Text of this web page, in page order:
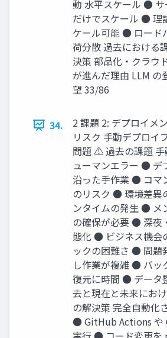
動 水平スケール ● サ
だけでスケール ● 理
ケール可能 ● ロード
荷分散 過去における
決策 部品化・クラウ
が進んだ理由 LLM の
望 33/86
34.
2 課題 2: デプロイメ
リスク 手動デプロイ
問題 ⚠️ 過去の課題 手
ューマンエラー ● デ
沿った手作業 ● コマ
のリスク ● 環境差異
ンタイムの発生 ● メ
の確保が必要 ● 深夜
態化 ● ビジネス機会
ックの困難さ ● 問題
し作業が複雑 ● バッ
復元に時間 ● データ
去と現在と未来にお
の解決策 完全自動化
● GitHub Actions や